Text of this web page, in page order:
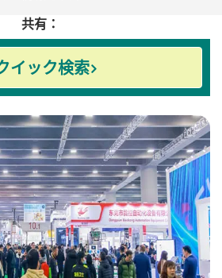
共有：
イック検索